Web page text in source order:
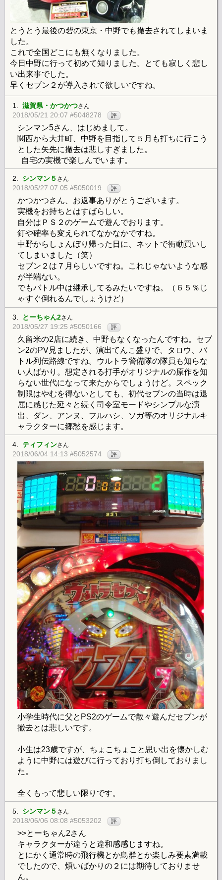
とうとう最後の砦の東京・中野でも撤去されてしまいま
した。
これで全国どこにも無くなりました。
今日中野に行って初めて知りました。とても寂しく悲し
い出来事でした。
早くセブン２が導入されて欲しいですね。
1. 滋賀県・かつかつさん
2018/05/21 20:07 #5048278 評
シンマン5さん、はじめまして。
関西から大井町、中野を目指して５月も打ちに行こう
とした矢先に撤去は悲しすぎました。
自宅の実機で楽しんでいます。
2. シンマン５ さん
2018/05/27 07:05 #5050019 評
かつかつさん、お返事ありがとうございます。
実機をお持ちとはすばらしい。
自分はＰＳ２のゲームで遊んでおります。
釘や確率も変えられてなかなかですね。
中野からしょんぼり帰った日に、ネットで衝動買いし
てしまいました（笑）
セブン２は７月らしいですね。これじゃないような感
が半端ない。
でもバトル中は継承してるみたいですね。（６５％じ
ゃすぐ倒れるんでしょうけど）
3. とーちゃん2さん
2018/05/27 19:25 #5050166 評
久留米の2店に続き、中野もなくなったんですね。セブ
ン2のPV見ましたが、演出てんこ盛りで、タロウ、バ
トル列伝路線ですね。ウルトラ警備隊の隊員も知らな
い人ばかり。想定される打手がオリジナルの原作を知
らない世代になって来たからでしょうけど。スペック
制限はやむを得ないとしても、初代セブンの当時は退
屈に感じた延々と続く司令室モードやシンプルな演
出、ダン、アンヌ、フルハシ、ソガ等のオリジナルキ
ャラクターに郷愁を感じます。
4. ティフィンさん
2018/06/04 14:13 #5052574 評
小学生時代に父とPS2のゲームで散々遊んだセブンが
撤去とは悲しいです。
小生は23歳ですが、ちょこちょこと思い出を懐かしむ
ように中野には遊びに行っており打ち倒しておりまし
た。
全くもって悲しい限りです。
5. シンマン５ さん
2018/06/06 08:08 #5053202 評
>>とーちゃん2さん
キャラクターが違うと違和感感じますね。
とにかく通常時の飛行機とか鳥群とか楽しみ要素満載
でしたので、煩いばかりの２には期待しておりませ
ん。